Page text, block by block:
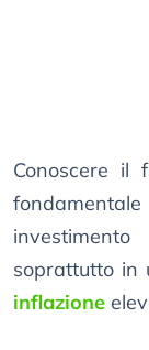
Conoscere il
soprattutto in
inflazione